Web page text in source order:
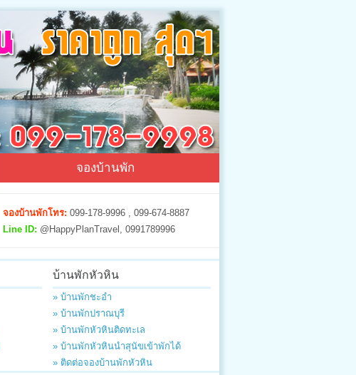
จองบ้านพัก
จองบ้านพักโทร: 099-178-9996 , 099-674-8887
Line ID: @HappyPlanTravel, 0991789996
บ้านพักหัวหิน
» บ้านพักชะอำ
» บ้านพักปราณบุรี
» บ้านพักหัวหินติดทะเล
» บ้านพักหัวหินนำสุนัขเข้าพักได้
» ติดต่อจองบ้านพักหัวหิน